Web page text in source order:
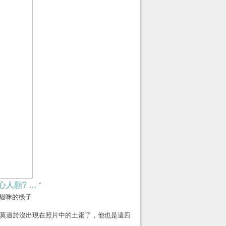
人願? … “
咪的樣子
過於沒出現在照片中的土蛋了，他也是這四